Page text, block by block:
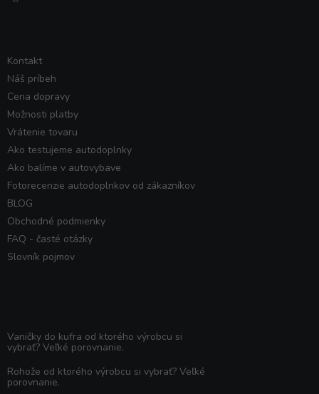
Kontakt
Náš príbeh
Cena dopravy
Možnosti platby
Vrátenie tovaru
Ako testujeme autodoplnky
Ako balíme v autovybave
Fotorecenzie autodoplnkov od zákazníkov
BLOG
Obchodné podmienky
FAQ - časté otázky
Slovník pojmov
Vaničky do kufra od ktorého výrobcu si
vybrať? Veľké porovnanie.
Rohože od ktorého výrobcu si vybrať? Veľké
porovnanie.